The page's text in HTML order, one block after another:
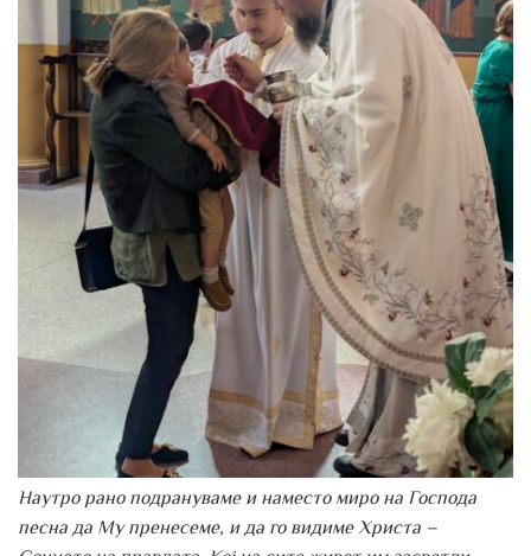
Наутро рано подрануваме и наместо миро на Господа
песна да Му пренесеме, и да го видиме Христа –